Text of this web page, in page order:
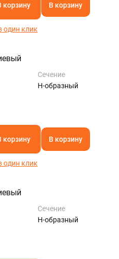
корзину В корзину
один клик
Сечение
Н-образный
корзину В корзину
один клик
Сечение
Н-образный